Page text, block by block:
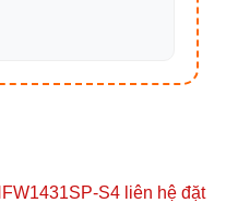
S4 liên hệ đặt